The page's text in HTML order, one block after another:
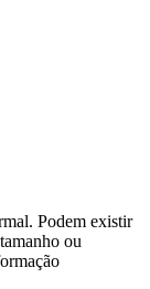
Podem existir
ou